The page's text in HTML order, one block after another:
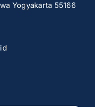
Yogyakarta 55166